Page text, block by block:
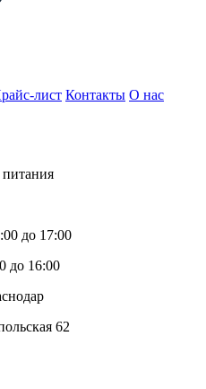
лист Контакты О нас
до 17:00
до 16:00
62